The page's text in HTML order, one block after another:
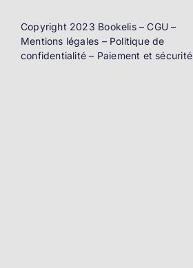
Copyright 2023 Bookelis –CGU –
Mentions légales – Politique de
confidentialité – Paiement et sécurité